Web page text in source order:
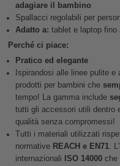
adagiare il bambino
Spallacci regolabili per
Adatto a: tablet e laptop fino
Perché ci piace:
Pratico ed elegante
Ispirandosi alle linee pulite e
prodotti per bambini che
tempo! La gamma include
tutti gli accessori utili dentro
qualità senza compromessi!
Tutti i materiali utilizzati
normative REACH e EN71.
internazionali ISO 14000che